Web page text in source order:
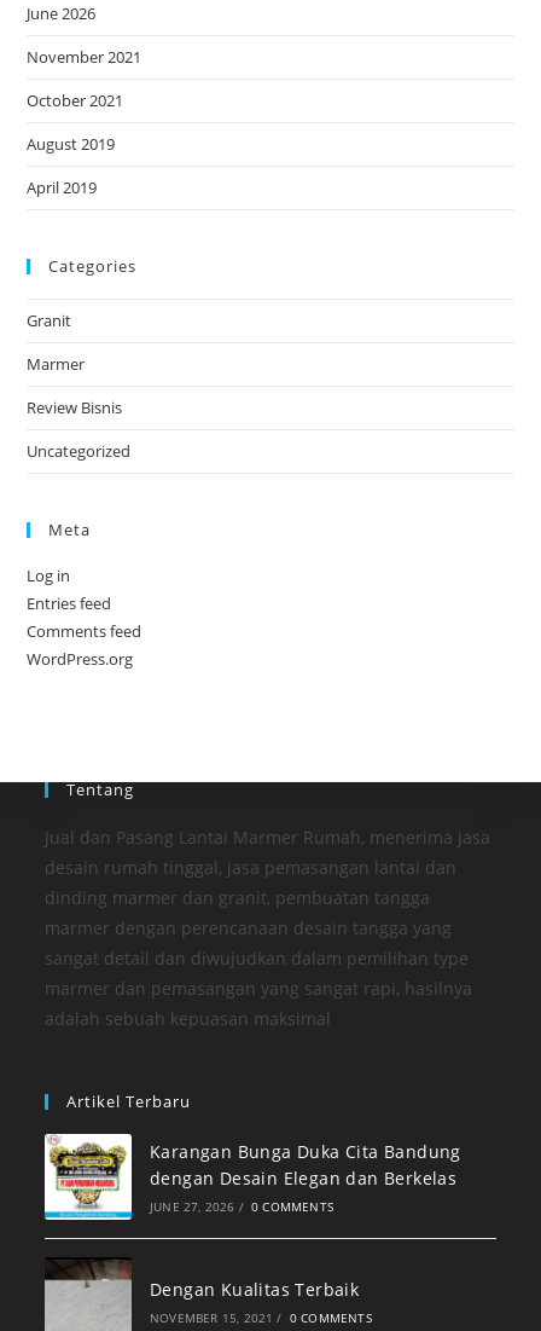
June 2026
November 2021
October 2021
August 2019
April 2019
Categories
Granit
Marmer
Review Bisnis
Uncategorized
Meta
Log in
Entries feed
Comments feed
WordPress.org
Tentang
Jual dan Pasang Lantai Marmer Rumah, menerima jasa
desain rumah tinggal, jasa pemasangan lantai dan
dinding marmer dan granit, pembuatan tangga
marmer dengan perencanaan desain tangga yang
sangat detail dan diwujudkan dalam pemilihan type
marmer dan pemasangan yang sangat rapi, hasilnya
adalah sebuah kepuasan maksimal
Artikel Terbaru
Karangan Bunga Duka Cita Bandung
dengan Desain Elegan dan Berkelas
JUNE 27, 2026 / 0 COMMENTS
Dengan Kualitas Terbaik
NOVEMBER 15, 2021 / 0 COMMENTS